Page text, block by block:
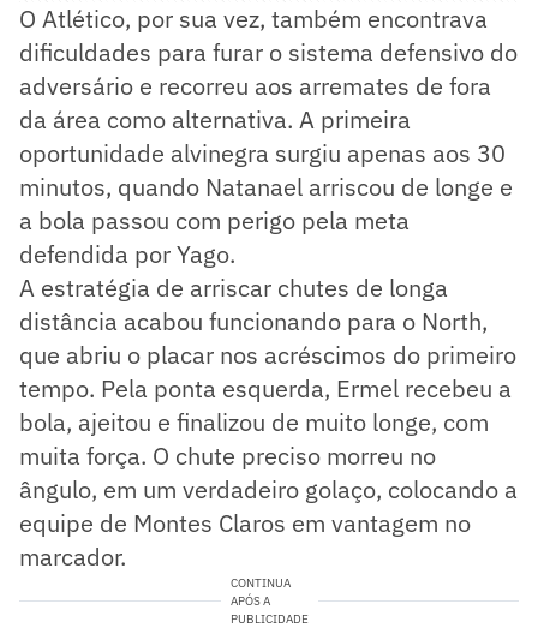
O Atlético, por sua vez, também encontrava
dificuldades para furar o sistema defensivo do
adversário e recorreu aos arremates de fora
da área como alternativa. A primeira
oportunidade alvinegra surgiu apenas aos 30
minutos, quando Natanael arriscou de longe e
a bola passou com perigo pela meta
defendida por Yago.
A estratégia de arriscar chutes de longa
distância acabou funcionando para o North,
que abriu o placar nos acréscimos do primeiro
tempo. Pela ponta esquerda, Ermel recebeu a
bola, ajeitou e finalizou de muito longe, com
muita força. O chute preciso morreu no
ângulo, em um verdadeiro golaço, colocando a
equipe de Montes Claros em vantagem no
marcador.
CONTINUA
APÓS A
PUBLICIDADE